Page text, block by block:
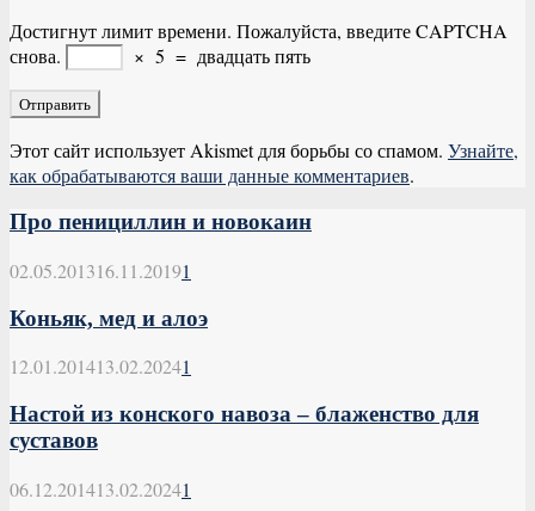
Достигнут лимит времени. Пожалуйста, введите CAPTCHA
снова.
× 5 = двадцать пять
Этот сайт использует Akismet для борьбы со спамом. Узнайте,
как обрабатываются ваши данные комментариев.
Про пенициллин и новокаин
02.05.201316.11.20191
Коньяк, мед и алоэ
12.01.201413.02.20241
Настой из конского навоза – блаженство для
суставов
06.12.201413.02.20241